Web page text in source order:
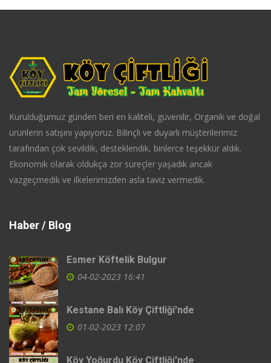
Kurulduğumuz günden beri en kaliteli, güvenilir, Organik ve doğal
ürünlerin satışını yapıyoruz. Bilinçli ve duyarlı müşterilerimiz
tarafından çok sevildik, desteklendik, binlerce teşekkür aldık.
Ekonomik olarak oldukça zor süreçler yaşadık ancak
vazgeçmedik ve ilkelerimizden asla taviz vermedik.
Haber / Blog
Esmer Köftelik Bulgur
04-02-2023 16:41
Kestane Balı Köy Çiftliği'nde
01-02-2023 12:07
Köy Yoğurdu Köy Çiftliği'nde